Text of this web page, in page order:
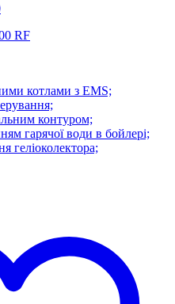
RF
котлами з EMS;
контуром;
гарячої води в бойлері;
геліоколектора;